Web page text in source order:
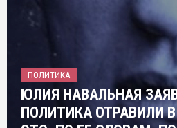
ПОЛИТИКА
ЮЛИЯ НАВАЛЬНАЯ
ПОЛИТИКА ОТРАВИЛИ